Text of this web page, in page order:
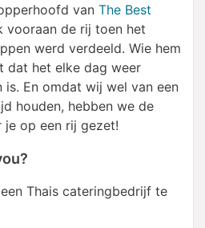
van The Best
vooraan de rij toen het
werd verdeeld. Wie hem
dat het elke dag weer
is. En omdat wij wel van een
houden, hebben we de
op een rij gezet!
Thais cateringbedrijf te